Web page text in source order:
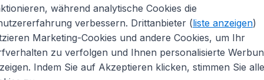
haben können Sie zusätzliche Optionen
Flug nach Phnom
während analytische Cookies die
verbessern. Drittanbieter (liste anzeigen)
Marketing-Cookies und andere Cookies, um Ihr
zu verfolgen und Ihnen personalisierte
Indem Sie auf Akzeptieren klicken, stimmen Sie